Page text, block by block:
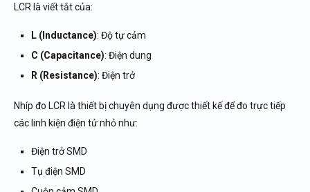
LCR là viết tắt của:
L (Inductance): Độ tự cảm
C (Capacitance): Điện dung
R (Resistance): Điện trở
Nhíp đo LCR là thiết bị chuyên dụng được thiết kế để đo trực tiếp
các linh kiện điện tử nhỏ như:
Điện trở SMD
Tụ điện SMD